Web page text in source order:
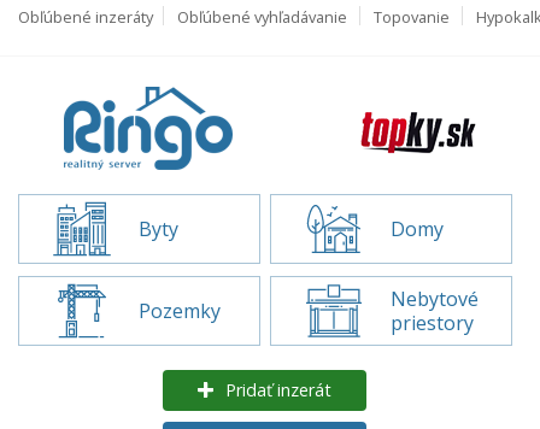
Obľúbené inzeráty Obľúbené vyhľadávanie Topovanie
Byty Domy
Pozemky
Nebytové
priestory
Pridať inzerát